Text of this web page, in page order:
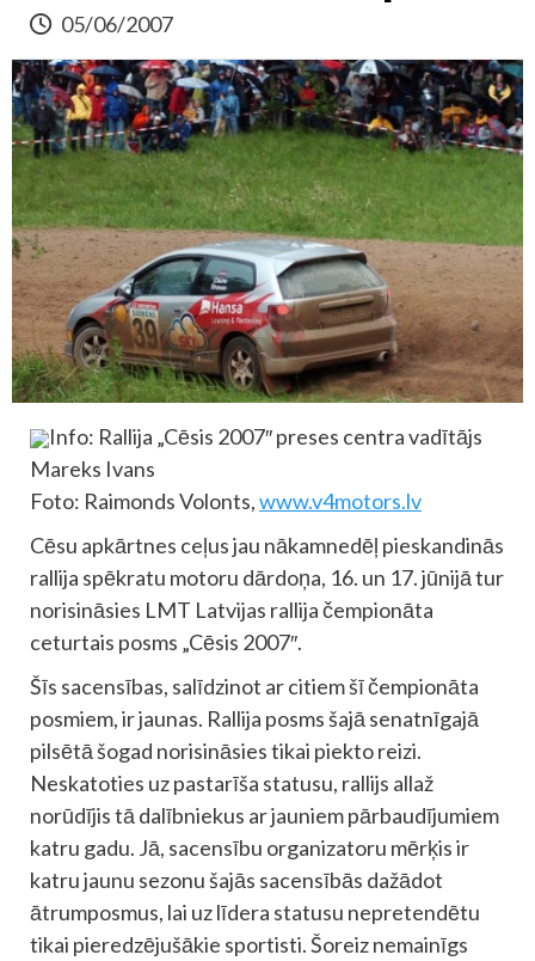
05/06/2007
Info: Rallija „Cēsis 2007″ preses centra vadītājs
Mareks Ivans
Foto: Raimonds Volonts,www.v4motors.lv
Cēsu apkārtnes ceļus jau nākamnedēļ pieskandinās
rallija spēkratu motoru dārdoņa, 16. un 17. jūnijā tur
norisināsies LMT Latvijas rallija čempionāta
ceturtais posms „Cēsis 2007″.
Šīs sacensības, salīdzinot ar citiem šī čempionāta
posmiem, ir jaunas. Rallija posms šajā senatnīgajā
pilsētā šogad norisināsies tikai piekto reizi.
Neskatoties uz pastarīša statusu, rallijs allaž
norūdījis tā dalībniekus ar jauniem pārbaudījumiem
katru gadu. Jā, sacensību organizatoru mērķis ir
katru jaunu sezonu šajās sacensībās dažādot
ātrumposmus, lai uz līdera statusu nepretendētu
tikai pieredzējušākie sportisti. Šoreiz nemainīgs